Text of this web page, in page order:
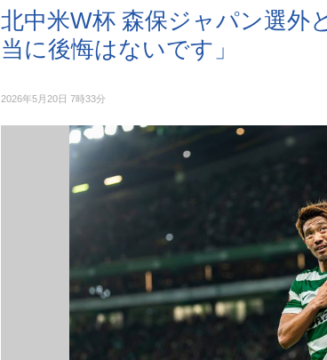
北中米W杯 森保ジャパン選外
当に後悔はないです」
2026年5月20日 7時33分